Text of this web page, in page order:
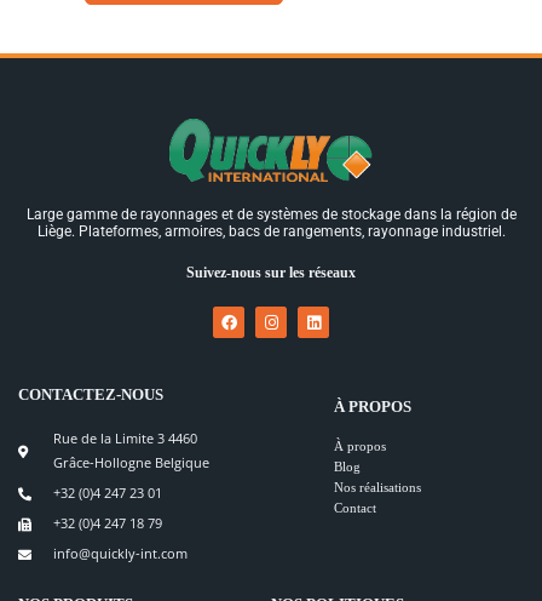
Large gamme de rayonnages et de systèmes de stockage dans la région de
Liège. Plateformes, armoires, bacs de rangements, rayonnage industriel.
Suivez-nous sur les réseaux
CONTACTEZ-NOUS
Rue de la Limite 3 4460
Grâce-Hollogne Belgique
+32 (0)4 247 23 01
+32 (0)4 247 18 79
info@quickly-int.com
À PROPOS
À propos
Blog
Nos réalisations
Contact